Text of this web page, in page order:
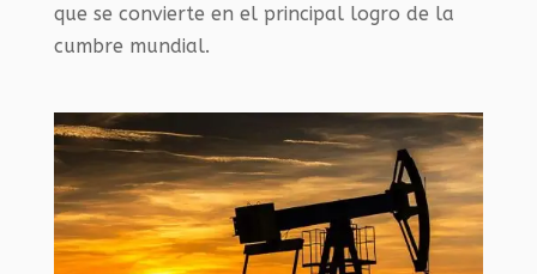
que se convierte en el principal logro de la
cumbre mundial.